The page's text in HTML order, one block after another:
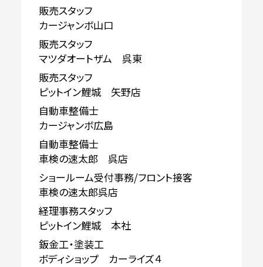
販売スタッフ
カージャンボ山口
販売スタッフ
マツダオートザム 呉東
販売スタッフ
ピットイン鯉城 矢野店
自動車整備士
カージャンボ広島
自動車整備士
車検の速太郎 呉店
ショールーム受付事務/フロント接客
車検の速太郎呉店
経理事務スタッフ
ピットイン鯉城 本社
鈑金工・塗装工
ボディショップ カーライズ４